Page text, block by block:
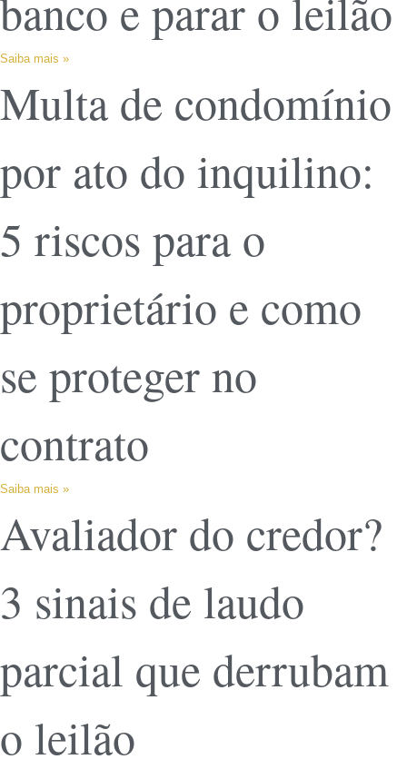
banco e parar o leilão
Saiba mais »
Multa de condomínio
por ato do inquilino:
5 riscos para o
proprietário e como
se proteger no
contrato
Saiba mais »
Avaliador do credor?
3 sinais de laudo
parcial que derrubam
o leilão